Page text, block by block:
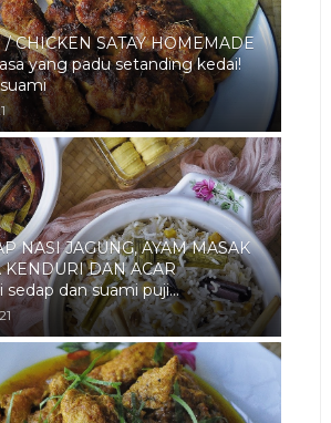
/ CHICKEN SATAY HOMEMADE
yang padu setanding kedai!
NASI JAGUNG, AYAM MASAK
DAN ACAR
sedap dan suami puji...